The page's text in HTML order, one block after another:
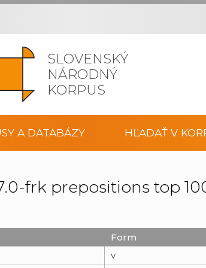
SLOVENSKÝ
NÁRODNÝ
KORPUS
A DATABÁZY HĽADAŤ V
frk prepositions top
Form
v